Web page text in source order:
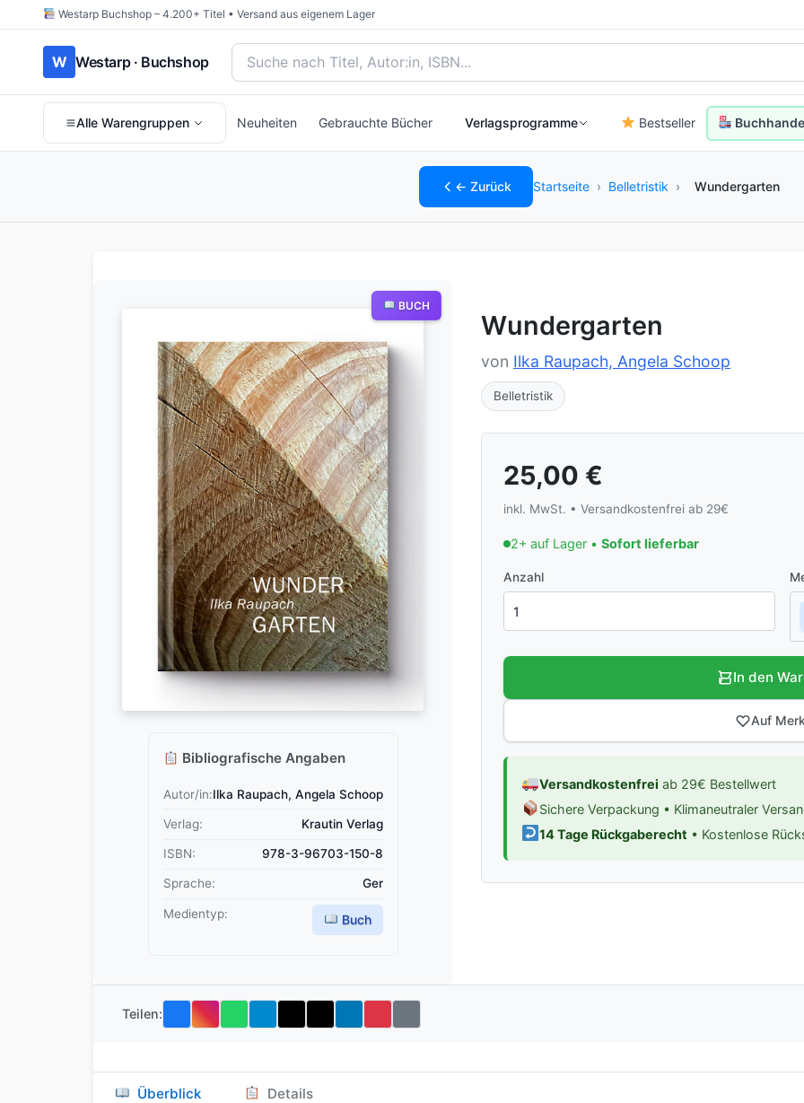
Westarp Buchshop – 4.200+ Titel • Versand aus eigenem Lager
W Westarp · Buchshop Bücher suchen nach Titel, Autor:in oder ISBN
Alle Warengruppen Neuheiten Gebrauchte Bücher Verlagsprogramme Bestseller
← Zurück Startseite › Belletristik › Wundergarten
Bibliografische Angaben
Autor/in:Ilka Raupach, Angela Schoop
Verlag: Krautin Verlag
ISBN: 978-3-96703-150-8
Sprache: Ger
Medientyp: Buch
BUCH
Wundergarten
von Ilka Raupach, Angela Schoop
Belletristik
25,00 €
inkl. MwSt. • Versandkostenfrei ab 29€
2+ auf Lager • Sofort lieferbar
Anzahl
In den
Auf
Versandkostenfrei ab 29€ Bestellwert
Sichere Verpackung • Klimaneutraler
14 Tage Rückgaberecht • Kostenlose
Teilen:
Überblick Details